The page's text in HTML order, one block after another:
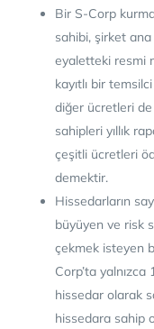
Bir S-Corp
sahibi, şirket
eyaletteki resmi
kayıtlı bir
diğer ücretleri
sahipleri yıllık
çeşitli ücretleri
demektir.
Hissedarların
büyüyen ve risk
çekmek isteyen
Corp’ta
hissedar olarak
hissedara sahip